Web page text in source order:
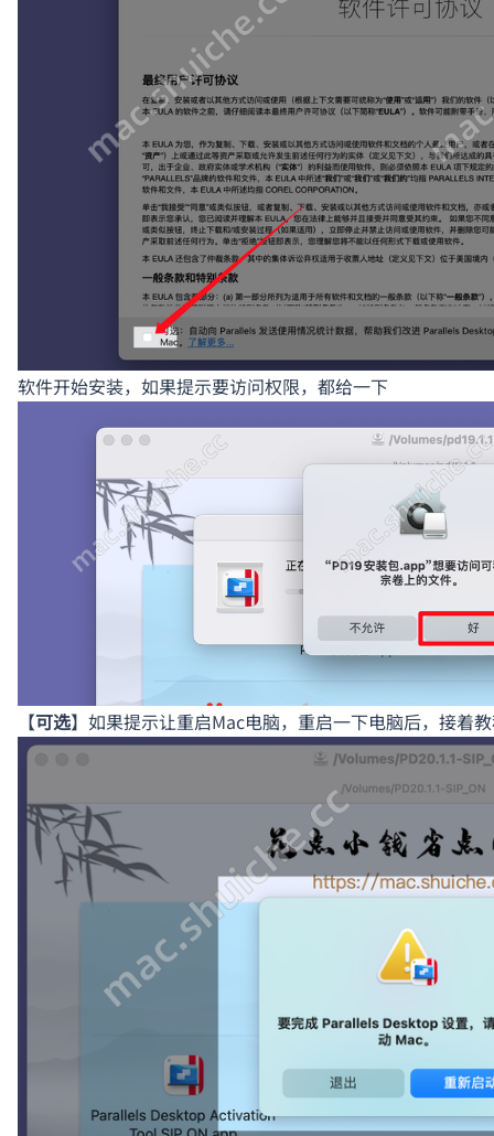
软件开始安装，如果提示要访问权限，都给一下
【可选】如果提示让重启Mac电脑，重启一下电脑后，接着